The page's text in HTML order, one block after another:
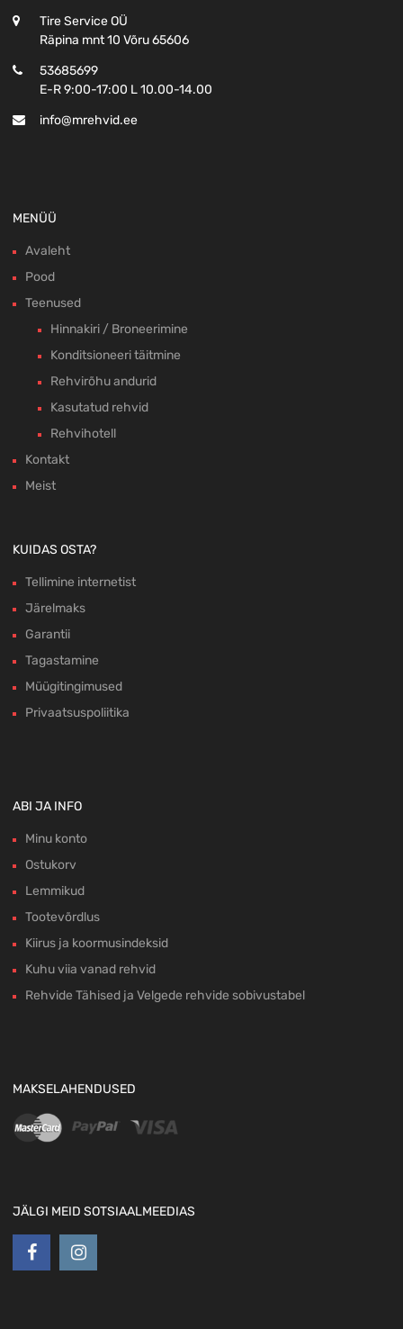
Tire Service OÜ
Räpina mnt 10 Võru 65606
53685699
E-R 9:00-17:00 L 10.00-14.00
info@mrehvid.ee
MENÜÜ
Avaleht
Pood
Teenused
Hinnakiri / Broneerimine
Konditsioneeri täitmine
Rehvirõhu andurid
Kasutatud rehvid
Rehvihotell
Kontakt
Meist
KUIDAS OSTA?
Tellimine internetist
Järelmaks
Garantii
Tagastamine
Müügitingimused
Privaatsuspoliitika
ABI JA INFO
Minu konto
Ostukorv
Lemmikud
Tootevõrdlus
Kiirus ja koormusindeksid
Kuhu viia vanad rehvid
Rehvide Tähised ja Velgede rehvide sobivustabel
MAKSELAHENDUSED
JÄLGI MEID SOTSIAALMEEDIAS